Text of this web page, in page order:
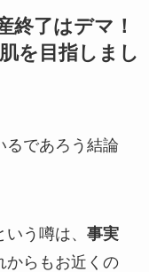
終了はデマ！
を目指しまし
るであろう結論
う噂は、 事実
からもお近くの